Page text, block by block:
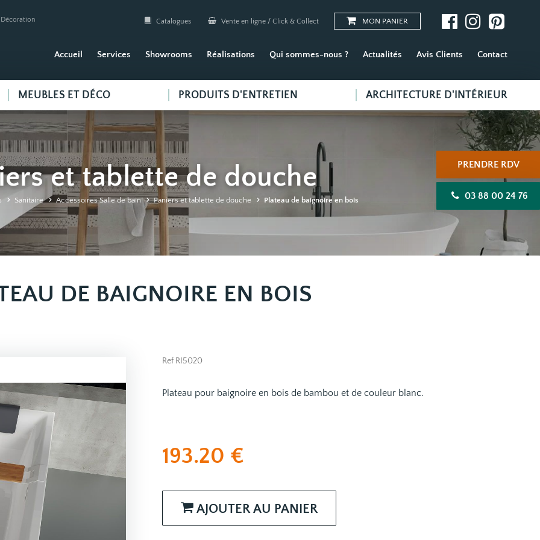
Catalogues Vente en ligne / Click & Collect MON PANIER
Accueil Services Showrooms Réalisations Qui sommes-nous ? Actualités Avis Clients Contact
MEUBLES ET DÉCO PRODUITS D'ENTRETIEN ARCHITECTURE D'INTÉRIEUR
PRENDRE RDV
03 88 00 24 76
et tablette de douche
Sanitaire Accessoires Salle de bain Paniers et tablette de douche Plateau de baignoire en bois
DE BAIGNOIRE EN BOIS
Ref RI5020
Plateau pour baignoire en bois de bambou et de couleur blanc.
193.20 €
AJOUTER AU PANIER